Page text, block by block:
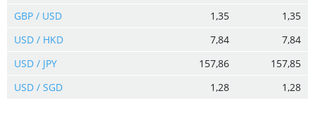
GBP / USD
1,35
1,35
USD / HKD
7,84
7,84
USD / JPY
157,86
157,85
USD / SGD
1,28 1,28